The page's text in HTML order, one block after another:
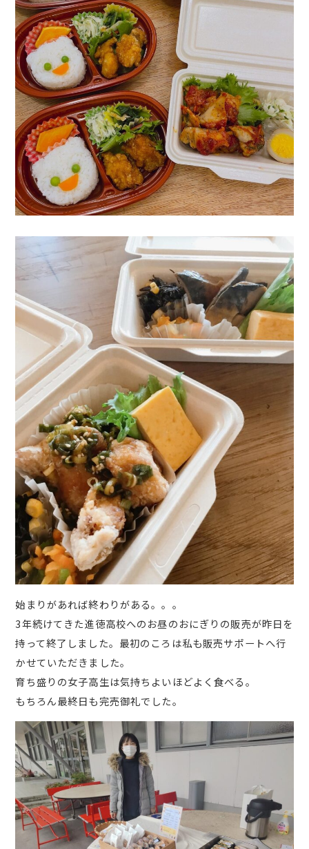
始まりがあれば終わりがある。。。
3年続けてきた進徳高校へのお昼のおにぎりの販売が昨日を
持って終了しました。最初のころは私も販売サポートへ行
かせていただきました。
育ち盛りの女子高生は気持ちよいほどよく食べる。
もちろん最終日も完売御礼でした。